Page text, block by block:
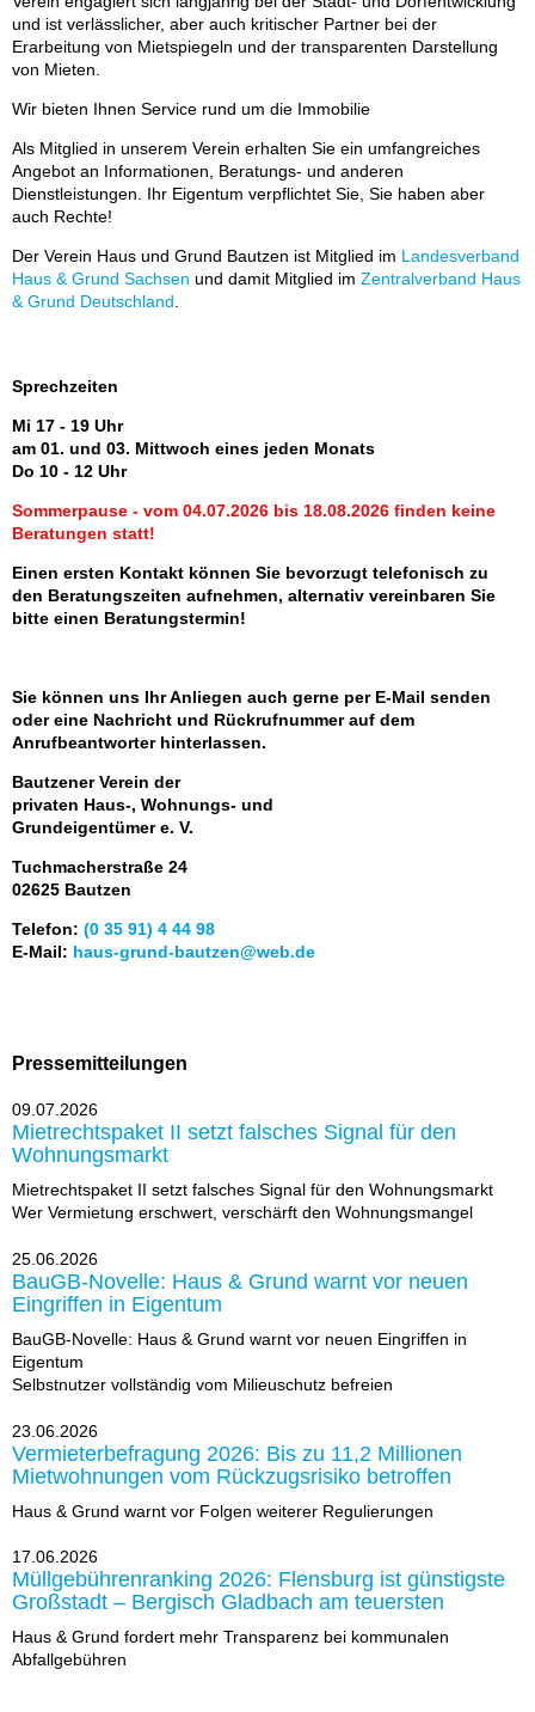
und ist verlässlicher, aber auch kritischer Partner bei der
Erarbeitung von Mietspiegeln und der transparenten Darstellung
von Mieten.
Wir bieten Ihnen Service rund um die Immobilie
Als Mitglied in unserem Verein erhalten Sie ein umfangreiches
Angebot an Informationen, Beratungs- und anderen
Dienstleistungen. Ihr Eigentum verpflichtet Sie, Sie haben aber
auch Rechte!
Der Verein Haus und Grund Bautzen ist Mitglied im Landesverband
Haus & Grund Sachsen und damit Mitglied im Zentralverband Haus
& Grund Deutschland.
Sprechzeiten
Mi 17 - 19 Uhr
am 01. und 03. Mittwoch eines jeden Monats
Do 10 - 12 Uhr
Sommerpause - vom 04.07.2026 bis 18.08.2026 finden keine
Beratungen statt!
Einen ersten Kontakt können Sie bevorzugt telefonisch zu
den Beratungszeiten aufnehmen, alternativ vereinbaren Sie
bitte einen Beratungstermin!
Sie können uns Ihr Anliegen auch gerne per E-Mail senden
oder eine Nachricht und Rückrufnummer auf dem
Anrufbeantworter hinterlassen.
Bautzener Verein der
privaten Haus-, Wohnungs- und
Grundeigentümer e. V.
Tuchmacherstraße 24
02625 Bautzen
Telefon: (0 35 91) 4 44 98
E-Mail: haus-grund-bautzen@web.de
Pressemitteilungen
09.07.2026
Mietrechtspaket II setzt falsches Signal für den
Wohnungsmarkt
Mietrechtspaket II setzt falsches Signal für den Wohnungsmarkt
Wer Vermietung erschwert, verschärft den Wohnungsmangel
25.06.2026
BauGB-Novelle: Haus & Grund warnt vor neuen
Eingriffen in Eigentum
BauGB-Novelle: Haus & Grund warnt vor neuen Eingriffen in
Eigentum
Selbstnutzer vollständig vom Milieuschutz befreien
23.06.2026
Vermieterbefragung 2026: Bis zu 11,2 Millionen
Mietwohnungen vom Rückzugsrisiko betroffen
Haus & Grund warnt vor Folgen weiterer Regulierungen
17.06.2026
Müllgebührenranking 2026: Flensburg ist günstigste
Großstadt – Bergisch Gladbach am teuersten
Haus & Grund fordert mehr Transparenz bei kommunalen
Abfallgebühren